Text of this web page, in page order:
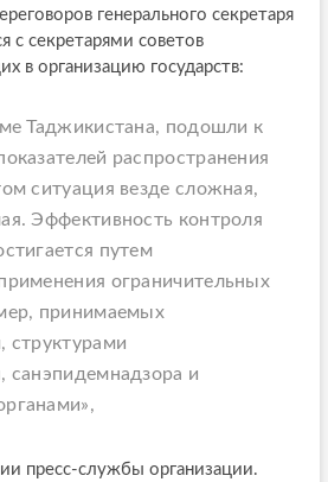
генерального секретаря
с секретарями советов
в организацию государств:
Таджикистана, подошли к
распространения
ситуация везде сложная,
Эффективность контроля
путем
ограничительных
принимаемых
структурами
санэпидемнадзора и
пресс-службы организации.